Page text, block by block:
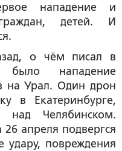
нападение и
детей. И
о чём писал в
нападение
на Урал. Один дрон
в Екатеринбурге,
над Челябинском.
26 апреля подвергся
удару, повреждения